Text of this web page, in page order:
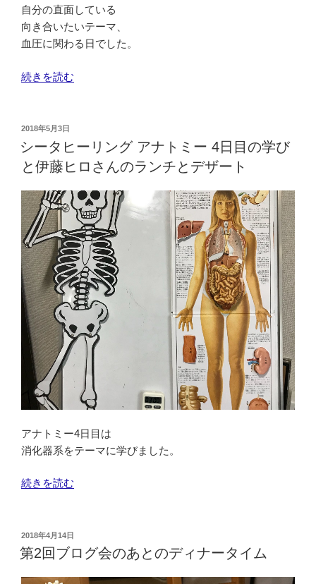
り
ま
し
の
自分の直面している
向き合いたいテーマ、
血圧に関わる日でした。
“シ
ヒ
ー
リ
ン
グ
ア
ナ
ト
ミ
ー
6
日
目
学
と
再
講
ロ
さ
続きを読む
投
稿
日:
2018年5月3日
シータヒーリング アナトミー 4日目の学び
と伊藤ヒロさんのランチとデザート
アナトミー4日目は
消化器系をテーマに学びました。
“シ
ヒ
ー
続きを読む
投
稿
日:
2018年4月14日
第2回ブログ会のあとのディナータイム